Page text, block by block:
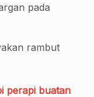
pada
rambut
perapi buatan